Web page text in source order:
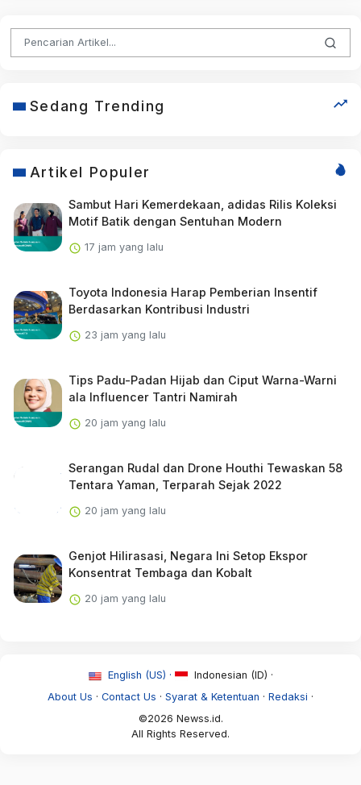
Sedang Trending
Artikel Populer
Sambut Hari Kemerdekaan, adidas Rilis Koleksi
Motif Batik dengan Sentuhan Modern
17 jam yang lalu
Toyota Indonesia Harap Pemberian Insentif
Berdasarkan Kontribusi Industri
23 jam yang lalu
Tips Padu-Padan Hijab dan Ciput Warna-Warni
ala Influencer Tantri Namirah
20 jam yang lalu
Serangan Rudal dan Drone Houthi Tewaskan 58
Tentara Yaman, Terparah Sejak 2022
20 jam yang lalu
Genjot Hilirasasi, Negara Ini Setop Ekspor
Konsentrat Tembaga dan Kobalt
20 jam yang lalu
English (US) ·
Indonesian (ID) ·
About Us · Contact Us · Syarat & Ketentuan · Redaksi ·
©2026 Newss.id.
All Rights Reserved.